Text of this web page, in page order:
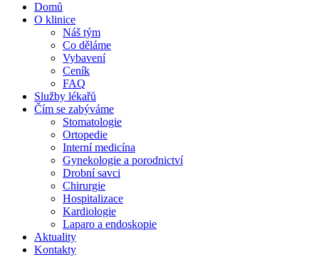
Domů
O klinice
Náš tým
Co děláme
Vybavení
Ceník
FAQ
Služby lékařů
Čím se zabýváme
Stomatologie
Ortopedie
Interní medicína
Gynekologie a porodnictví
Drobní savci
Chirurgie
Hospitalizace
Kardiologie
Laparo a endoskopie
Aktuality
Kontakty